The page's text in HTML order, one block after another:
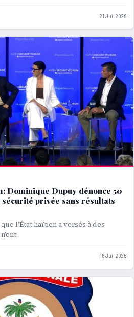
21 Juil 2026
Dominique Dupuy dénonce 50
privée sans résultats
l’État haïtien a versés à des
16 Juil 2026